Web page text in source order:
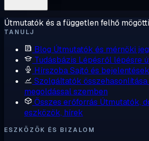
Útmutatók és a független felhő
TANULJ
Blog Útmutatók és mérnöki
Tudásbázis Lépésről lépésre
HírszobaSajtó és bejelentések
Szolgáltatók összehasonlítása
megoldással szemben
Összes erőforrás Útmutatók,
eszközök, hírek
ESZKÖZÖK ÉS BIZALOM